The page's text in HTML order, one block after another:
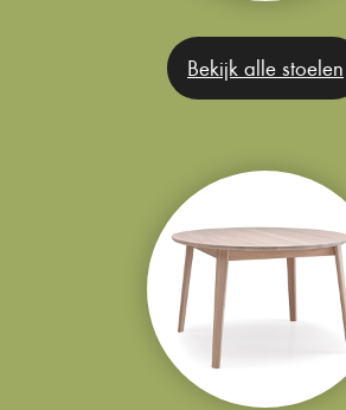
Bekijk alle stoelen